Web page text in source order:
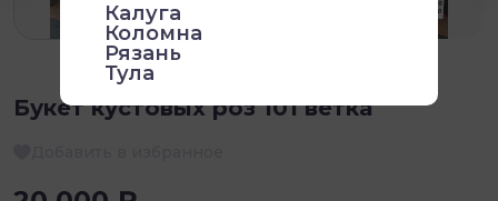
Букет кустовых роз 101 ветка
Калуга
Коломна
Рязань
Тула